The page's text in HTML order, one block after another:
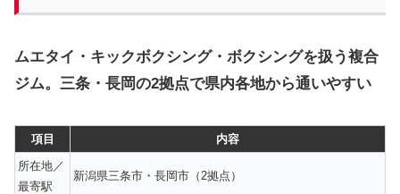
ムエタイ・キックボクシング・ボクシングを扱う複合
ジム。三条・長岡の2拠点で県内各地から通いやすい
項目
内容
所在地／
最寄駅
新潟県三条市・長岡市（2拠点）